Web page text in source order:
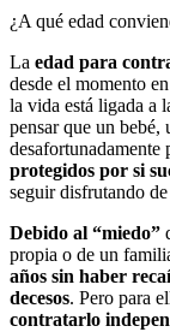
¿A qué edad
La edad para
desde el momento
la vida está ligada a
pensar que un
desafortunadamente
protegidos por si
seguir disfrutando
Debido al “miedo”
propia o de un
años sin haber
decesos. Pero para
contratarlo